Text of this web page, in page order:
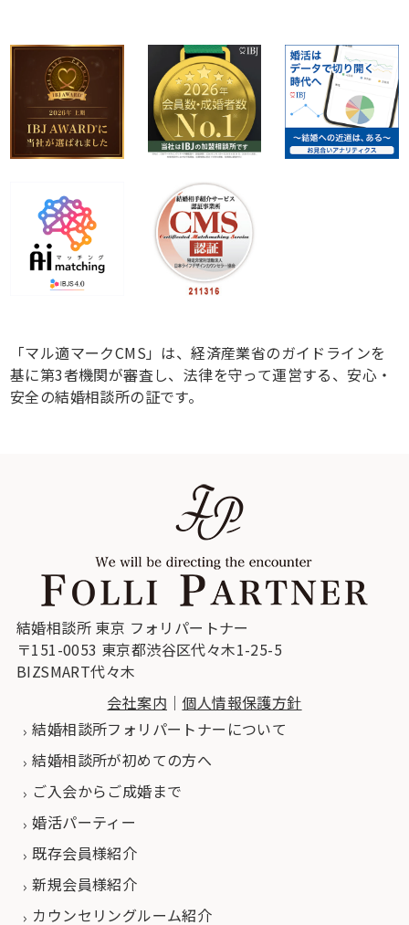
「マル適マークCMS」は、経済産業省のガイドラインを
基に第3者機関が審査し、法律を守って運営する、安心・
安全の結婚相談所の証です。
結婚相談所 東京 フォリパートナー
〒151-0053 東京都渋谷区代々木1-25-5
BIZSMART代々木
会社案内 ｜ 個人情報保護方針
結婚相談所フォリパートナーについて
結婚相談所が初めての方へ
ご入会からご成婚まで
婚活パーティー
既存会員様紹介
新規会員様紹介
カウンセリングルーム紹介